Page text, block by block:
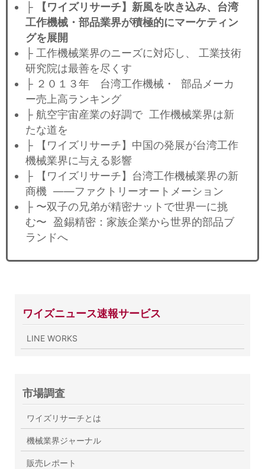
├
【ワイズリサーチ】新風を吹き込み、台湾
工作機械・部品業界が積極的にマーケティン
グを展開
├ 工作機械業界のニーズに対応し、 工業技術
研究院は最善を尽くす
├ ２０１３年 台湾工作機械・ 部品メーカ
ー売上高ランキング
├ 航空宇宙産業の好調で 工作機械業界は新
たな道を
├ 【ワイズリサーチ】中国の発展が台湾工作
機械業界に与える影響
├ 【ワイズリサーチ】台湾工作機械業界の新
商機 ——ファクトリーオートメーション
├ 〜双子の兄弟が精密ナットで世界一に挑
む〜 盈錫精密：家族企業から世界的部品ブ
ランドへ
ワイズニュース速報サービス
LINE WORKS
市場調査
ワイズリサーチとは
機械業界ジャーナル
販売レポート